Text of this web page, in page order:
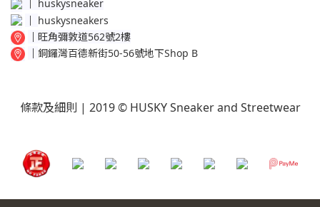
huskysneaker
│ huskysneakers
│ 旺角彌敦道562號2樓
│ 銅鑼灣百德新街50-56號地下Shop B
條款及細則 | 2019 © HUSKY Sneaker and Streetwear